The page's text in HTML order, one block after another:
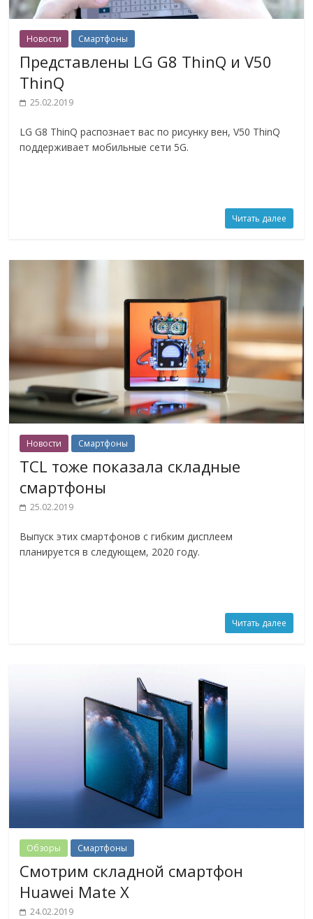
Новости Смартфоны
Представлены LG G8 ThinQ и V50
ThinQ
25.02.2019
LG G8 ThinQ распознает вас по рисунку вен, V50 ThinQ
поддерживает мобильные сети 5G.
Читать далее
Новости Смартфоны
TCL тоже показала складные
смартфоны
25.02.2019
Выпуск этих смартфонов с гибким дисплеем
планируется в следующем, 2020 году.
Читать далее
Обзоры Смартфоны
Смотрим складной смартфон
Huawei Mate X
24.02.2019